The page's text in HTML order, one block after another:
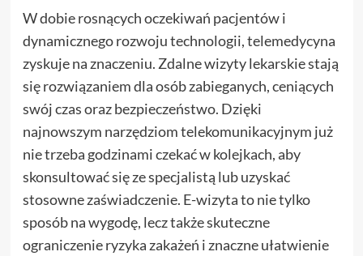
W dobie rosnących oczekiwań pacjentów i
dynamicznego rozwoju technologii, telemedycyna
zyskuje na znaczeniu. Zdalne wizyty lekarskie stają
się rozwiązaniem dla osób zabieganych, ceniących
swój czas oraz bezpieczeństwo. Dzięki
najnowszym narzędziom telekomunikacyjnym już
nie trzeba godzinami czekać w kolejkach, aby
skonsultować się ze specjalistą lub uzyskać
stosowne zaświadczenie. E-wizyta to nie tylko
sposób na wygodę, lecz także skuteczne
ograniczenie ryzyka zakażeń i znaczne ułatwienie